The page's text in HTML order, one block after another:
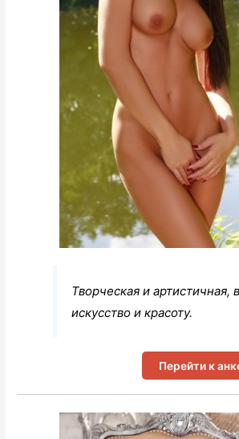
Творческая и артистичная,
искусство и красоту.
Перейти к